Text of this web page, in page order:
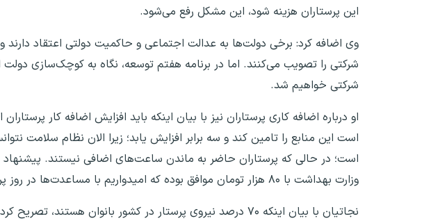
این پرستاران هزینه شود، این مشکل رفع می‌شود.
وی اضافه کرد: برخی دولت‌ها به عدالت اجتماعی و حاکمیت دولتی اعتقاد
شرکتی را تصویب می‌کنند. اما در برنامه هفتم توسعه، نگاه به کوچک‌سازی
شرکتی خواهیم شد.
او درباره اضافه کاری پرستاران نیز با بیان اینکه باید افزایش اضافه کار
است این منابع را تامین کند و سه برابر افزایش یابد؛ زیرا الان نظام سلامت
وزارت بهداشت با ۸۰ هزار تومان موافق بوده که امیدواریم با مساعدت‌ها در روز پرستار مجدد افزایش یابد.
نجاتیان با بیان اینکه ۷۰ درصد نیروی پرستار در کشور